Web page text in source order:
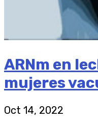
ARNm en
mujeres
Oct 14, 2022